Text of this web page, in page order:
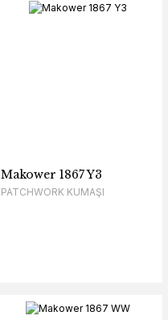
Makower 1867 Y3
PATCHWORK KUMAŞI